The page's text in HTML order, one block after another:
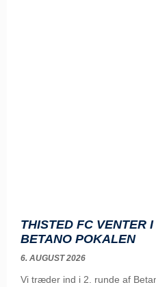
THISTED FC VENTER
BETANO POKALEN
6. AUGUST 2026
Vi træder ind i 2. runde af